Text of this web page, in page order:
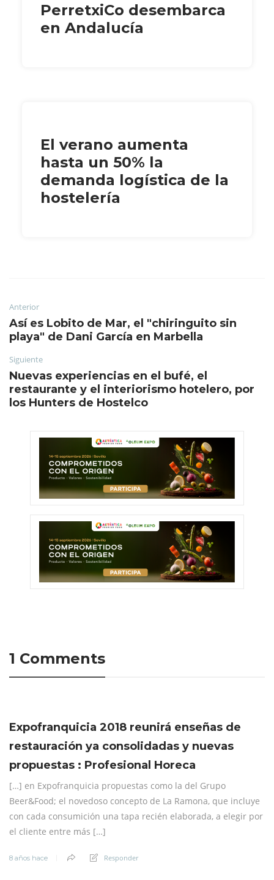
PerretxiCo desembarca
en Andalucía
El verano aumenta
hasta un 50% la
demanda logística de la
hostelería
Anterior
Así es Lobito de Mar, el "chiringuito sin
playa" de Dani García en Marbella
Siguiente
Nuevas experiencias en el bufé, el
restaurante y el interiorismo hotelero, por
los Hunters de Hostelco
1 Comments
Expofranquicia 2018 reunirá enseñas de
restauración ya consolidadas y nuevas
propuestas : Profesional Horeca
[…] en Expofranquicia propuestas como la del Grupo
Beer&Food; el novedoso concepto de La Ramona, que incluye
con cada consumición una tapa recién elaborada, a elegir por
el cliente entre más […]
8 años hace Responder